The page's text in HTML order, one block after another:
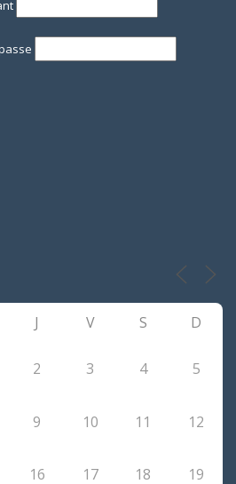
J V S D
2 3 4 5
9 10 11 12
16 17 18 19